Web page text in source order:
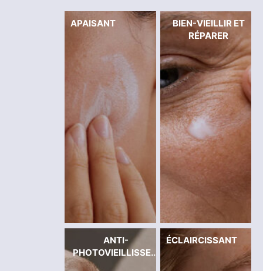
APAISANT
BIEN-VIEILLIR ET
RÉPARER
ANTI-
PHOTOVIEILLISSEM
ENT
ÉCLAIRCISSANT